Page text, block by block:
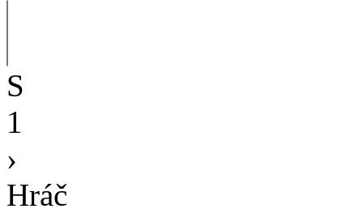
S
1
›
Hráč